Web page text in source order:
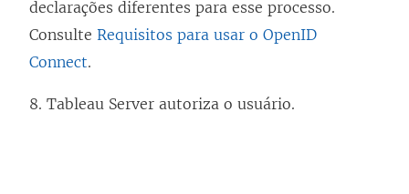
declarações diferentes para esse processo.
Consulte Requisitos para usar o OpenID
Connect.
8. Tableau Server autoriza o usuário.